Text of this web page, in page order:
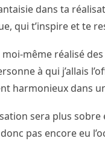
dans ta
qui t’inspire et te
moi-même réalisé
à qui j’allais
harmonieux dans
sera plus
donc pas encore eu